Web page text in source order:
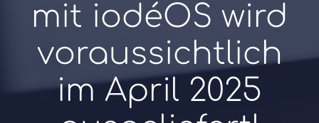
mit iodéOS wird
voraussichtlich
im April 2025